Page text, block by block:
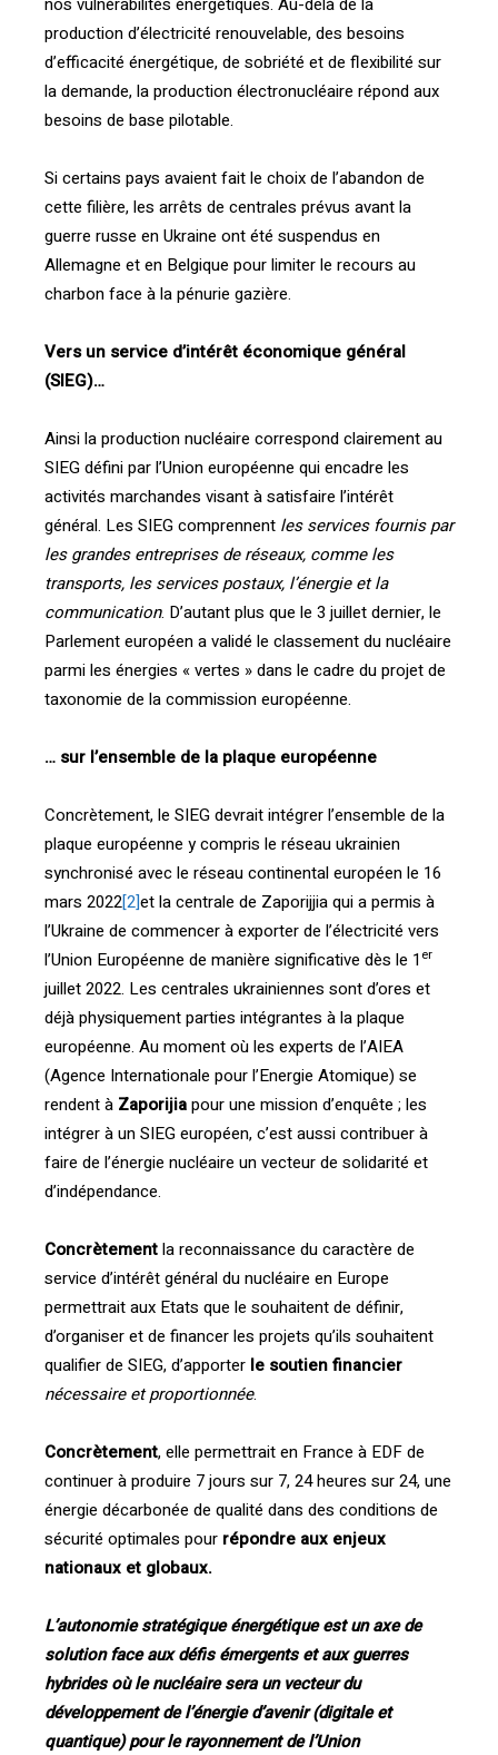
production d’électricité renouvelable, des besoins
d’efficacité énergétique, de sobriété et de flexibilité sur
la demande, la production électronucléaire répond aux
besoins de base pilotable.
Si certains pays avaient fait le choix de l’abandon de
cette filière, les arrêts de centrales prévus avant la
guerre russe en Ukraine ont été suspendus en
Allemagne et en Belgique pour limiter le recours au
charbon face à la pénurie gazière.
Vers un service d’intérêt économique général
(SIEG)…
Ainsi la production nucléaire correspond clairement au
SIEG défini par l’Union européenne qui encadre les
activités marchandes visant à satisfaire l’intérêt
général. Les SIEG comprennent les services fournis par
les grandes entreprises de réseaux, comme les
transports, les services postaux, l’énergie et la
communication. D’autant plus que le 3 juillet dernier, le
Parlement européen a validé le classement du nucléaire
parmi les énergies « vertes » dans le cadre du projet de
taxonomie de la commission européenne.
… sur l’ensemble de la plaque européenne
Concrètement, le SIEG devrait intégrer l’ensemble de la
plaque européenne y compris le réseau ukrainien
synchronisé avec le réseau continental européen le 16
mars 2022[2]et la centrale de Zaporijjia qui a permis à
l’Ukraine de commencer à exporter de l’électricité vers
l’Union Européenne de manière significative dès le 1er
juillet 2022. Les centrales ukrainiennes sont d’ores et
déjà physiquement parties intégrantes à la plaque
européenne. Au moment où les experts de l’AIEA
(Agence Internationale pour l’Energie Atomique) se
rendent à Zaporijiapour une mission d’enquête ; les
intégrer à un SIEG européen, c’est aussi contribuer à
faire de l’énergie nucléaire un vecteur de solidarité et
d’indépendance.
Concrètementla reconnaissance du caractère de
service d’intérêt général du nucléaire en Europe
permettrait aux Etats que le souhaitent de définir,
d’organiser et de financer les projets qu’ils souhaitent
qualifier de SIEG, d’apporter le soutien financier
nécessaire et proportionnée.
Concrètement, elle permettrait en France à EDF de
continuer à produire 7 jours sur 7, 24 heures sur 24, une
énergie décarbonée de qualité dans des conditions de
sécurité optimales pour répondre aux enjeux
nationaux et globaux.
L’autonomie stratégique énergétique est un axe de
solution face aux défis émergents et aux guerres
hybrides où le nucléaire sera un vecteur du
développement de l’énergie d’avenir (digitale et
quantique) pour le rayonnement de l’Union